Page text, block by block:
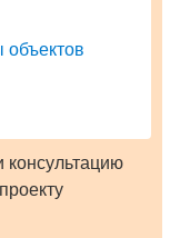
объектов
консультацию